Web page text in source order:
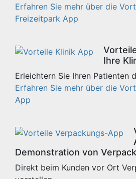
Erfahren Sie mehr über die
Freizeitpark App
Ihre
Erleichtern Sie Ihren Patienten
Erfahren Sie mehr über die
App
Demonstration von
Direkt beim Kunden vor Ort